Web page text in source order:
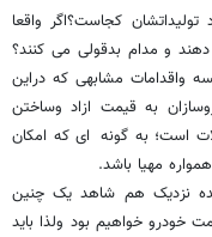
کجاست؟اگر واقعا
دهند و مدام بدقولی می کنند؟
واقدامات مشابهی که دراین
به قیمت ازاد وساختن
است؛ به گونه ای که امکان
مهیا باشد.
نزدیک هم شاهد یک چنین
خودرو خواهیم بود ولذا باید